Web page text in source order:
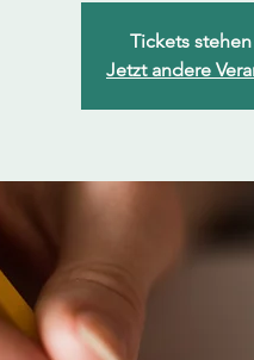
Tickets
Jetzt andere